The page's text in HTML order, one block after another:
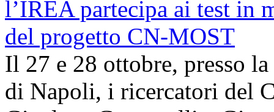
Il 27 e 28 ottobre, presso
di Napoli, i ricercatori del